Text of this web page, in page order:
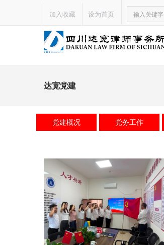
加入收藏 设为首页
达宽党建
党建概况 党务工作